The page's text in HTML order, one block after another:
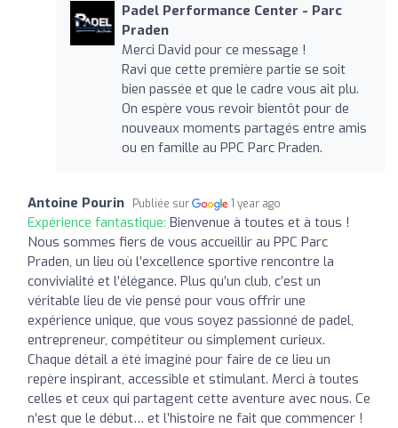
Padel Performance Center - Parc
Praden
Merci David pour ce message !
Ravi que cette première partie se soit
bien passée et que le cadre vous ait plu.
On espère vous revoir bientôt pour de
nouveaux moments partagés entre amis
ou en famille au PPC Parc Praden.
Antoine Pourin Publiée sur 1 year ago
Expérience fantastique: Bienvenue à toutes et à tous !
Nous sommes fiers de vous accueillir au PPC Parc
Praden, un lieu où l’excellence sportive rencontre la
convivialité et l’élégance. Plus qu’un club, c’est un
véritable lieu de vie pensé pour vous offrir une
expérience unique, que vous soyez passionné de padel,
entrepreneur, compétiteur ou simplement curieux.
Chaque détail a été imaginé pour faire de ce lieu un
repère inspirant, accessible et stimulant. Merci à toutes
celles et ceux qui partagent cette aventure avec nous. Ce
n’est que le début… et l’histoire ne fait que commencer !